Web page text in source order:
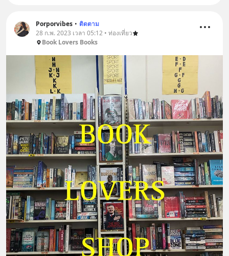
Porporvibes • ติดตาม
28 ก.พ. 2023 เวลา 05:12 • ท่องเที่ยว
Book Lovers Books